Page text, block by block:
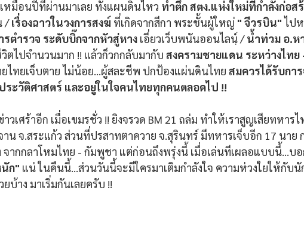
หมือนปีที่ผ่านมาเลย ทั้งแผนดินไหว ทำตึก สตง.แห่งใหม่ที่กำลังก่อส
/ เรื่องฉาวในวงการสงฆ์ ที่เกิดจากสีกา พระชั้นผู้ใหญ่ " จีวรบิน" ไป
รตำรวจ ระดับบิ๊กจากหัวสู่หาง เอี่ยวเว็บพนันออนไลนฺ์ / น้ำท่วม อ.ห
ตไปจำนวนมาก !! แล้วก็วกกลับมากับ สงครามชายแดน ระหว่างไทย
ไทยเจ็บตาย ไม่น้อย...ผู้สละชีพ ปกป้องแผ่นดินไทย สมควรได้รับกา
ระวัติศาสตร์ และอยู่ในใจคนไทยทุกคนตลอดไป !!
วเศร้าอีก เมื่อเขมรชั่ว !! ยิงจรวด BM 21 ถล่ม ทำให้เราสูญเสียทหาร
น จ.สระแก้ว ส่วนที่ปรสาทตาควาย จ.สุรินทร์ มีทหารเจ็บอีก 17 นาย
จากกลาโหมไทย - กัมพูชา แต่ก่อนถึงพรุ่งนี้ เมื่อเล่นทีเผลอแบบนี้...บ
ก" แน่ ในคืนนี้...ส่วนวันนี้จะมีใครมาเติมกำลังใจ ความห่วงใยให้กับ
บ้าง มาเริ่มกันเลยครับ !!